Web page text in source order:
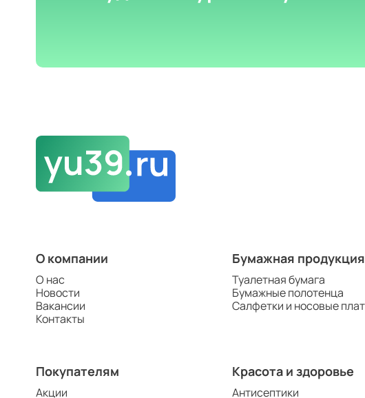
О компании
О нас
Новости
Вакансии
Контакты
Бумажная продукция
Туалетная бумага
Бумажные полотенца
Салфетки и носовые
Покупателям
Акции
Красота и здоровье
Антисептики